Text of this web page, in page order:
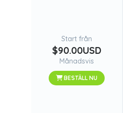
Start från
$90.00USD
Månadsvis
BESTÄLL NU